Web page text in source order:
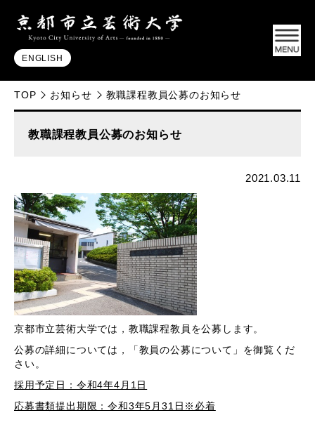
ENGLISH
TOP お知らせ 教職課程教員公募のお知らせ
教職課程教員公募のお知らせ
2021.03.11
京都市立芸術大学では，教職課程教員を公募します。
公募の詳細については，「教員の公募について」を御覧くだ
さい。
採用予定日：令和4年4月1日
応募書類提出期限：令和3年5月31日※必着